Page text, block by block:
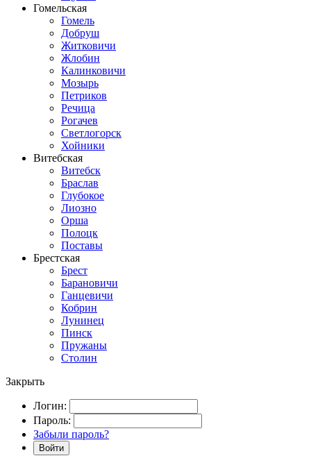
Гомельская
Гомель
Добруш
Житковичи
Жлобин
Калинковичи
Мозырь
Петриков
Речица
Рогачев
Светлогорск
Хойники
Витебская
Витебск
Браслав
Глубокое
Лиозно
Орша
Полоцк
Поставы
Брестская
Брест
Барановичи
Ганцевичи
Кобрин
Лунинец
Пинск
Пружаны
Столин
Закрыть
Логин:
Пароль:
Забыли пароль?
Войти